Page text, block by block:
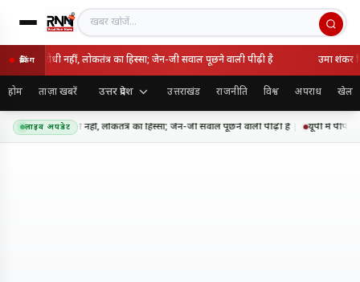
खबर खोजें
ब्रेकिंग
राष्ट्रविरोधी नहीं, लोकतंत्र का हिस्सा; जेन-जी सवाल पूछने वाली पीढ़ी है उमा शंकर
होम ताज़ा खबरें उत्तर प्रदेश उत्तराखंड राजनीति विश्व अपराध खेल
लाइव अपडेट
आंदोलन राष्ट्रविरोधी नहीं, लोकतंत्र का हिस्सा; जेन-जी सवाल पूछने वाली पीढ़ी है यूपी में